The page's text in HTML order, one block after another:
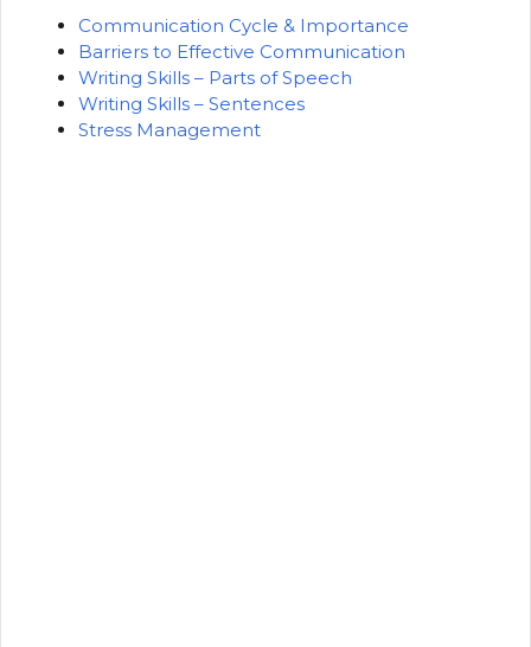
Communication Cycle & Importance
Barriers to Effective Communication
Writing Skills – Parts of Speech
Writing Skills – Sentences
Stress Management